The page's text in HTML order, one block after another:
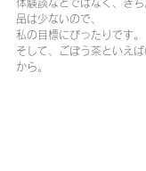
体験談などではなく、き
品は少ないので、
私の目標にぴったりです。
そして、ごぼう茶といえ
から。